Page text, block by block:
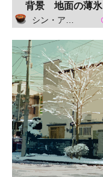
背景 地面の薄氷
シン・アスカセラ